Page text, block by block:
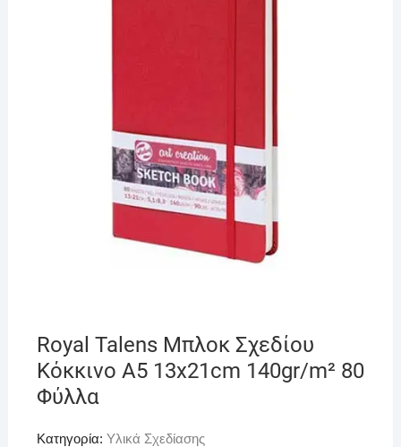
Royal Talens Μπλοκ Σχεδίου
Κόκκινο Α5 13x21cm 140gr/m² 80
Φύλλα
Κατηγορία: Υλικά Σχεδίασης